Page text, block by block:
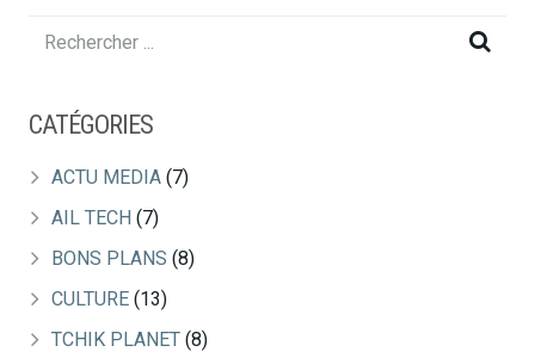
CATÉGORIES
ACTU MEDIA (7)
AIL TECH (7)
BONS PLANS (8)
CULTURE (13)
TCHIK PLANET (8)